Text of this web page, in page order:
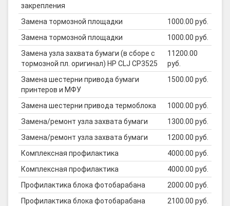
закрепления
Замена тормозной площадки
1000.00 руб.
Замена тормозной площадки
1000.00 руб.
Замена узла захвата бумаги (в сборе с
тормозной пл. оригинал) HP CLJ CP3525
11200.00
руб.
Замена шестерни привода бумаги
принтеров и МФУ
1500.00 руб.
Замена шестерни привода термоблока
1000.00 руб.
Замена/ремонт узла захвата бумаги
1300.00 руб.
Замена/ремонт узла захвата бумаги
1200.00 руб.
Комплексная профилактика
4000.00 руб.
Комплексная профилактика
4000.00 руб.
Профилактика блока фотобарабана
2000.00 руб.
Профилактика блока фотобарабана
2100.00 руб.